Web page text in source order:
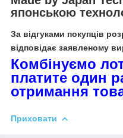
японською
За відгуками покупців
відповідає заявленому
Комбінуємо
платите один
отримання
Приховати